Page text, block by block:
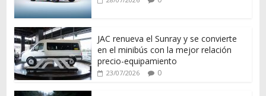
JAC renueva el Sunray y se convierte
en el minibús con la mejor relación
precio-equipamiento
23/07/2026 0